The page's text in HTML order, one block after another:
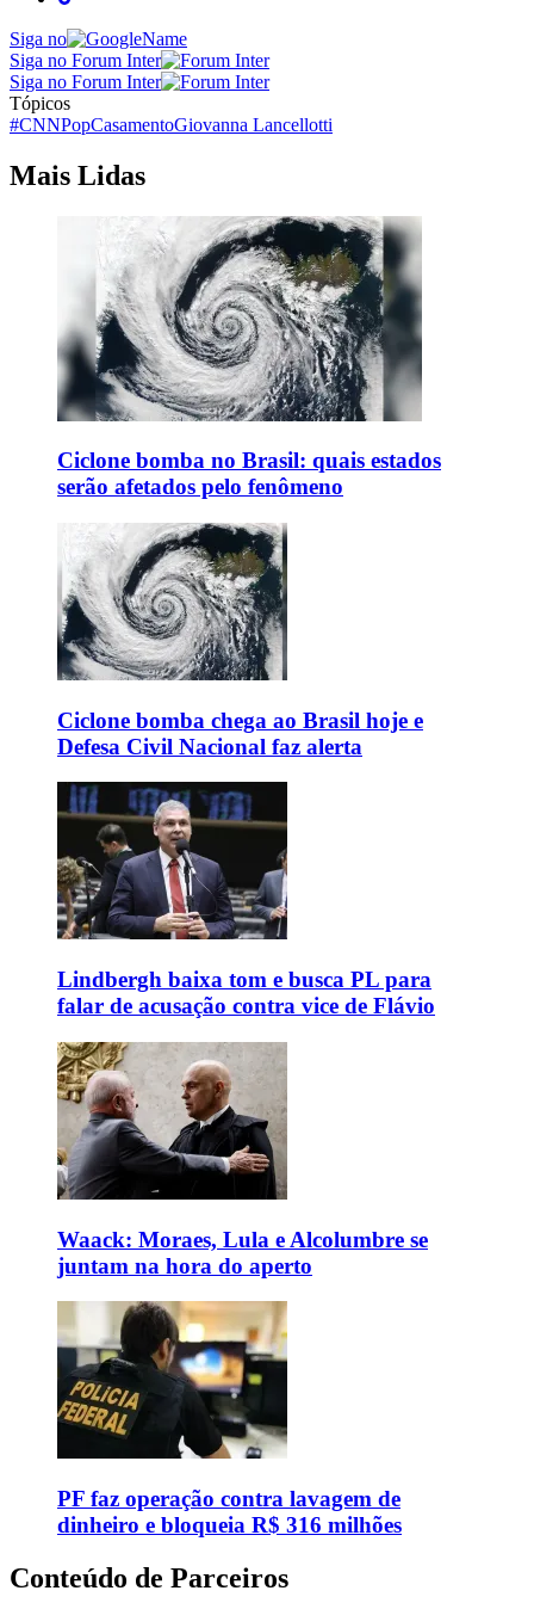
Siga no
Siga no Forum Inter
Siga no Forum Inter
Tópicos
#CNNPopCasamentoGiovanna Lancellotti
Mais Lidas
Ciclone bomba no Brasil: quais estados
serão afetados pelo fenômeno
Ciclone bomba chega ao Brasil hoje e
Defesa Civil Nacional faz alerta
Lindbergh baixa tom e busca PL para
falar de acusação contra vice de Flávio
Waack: Moraes, Lula e Alcolumbre se
juntam na hora do aperto
PF faz operação contra lavagem de
dinheiro e bloqueia R$ 316 milhões
Conteúdo de Parceiros